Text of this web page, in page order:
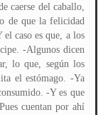
caerse del caballo,
de que la felicidad
caso es que, a los
-Algunos dicen
lo que, según los
el estómago. -Ya
-Y es que
cuentan por ahí